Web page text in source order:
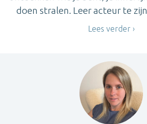
doen stralen. Leer acteur te
Lees verder